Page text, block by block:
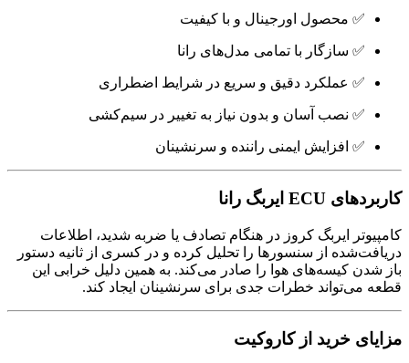
✅ محصول اورجینال و با کیفیت
✅ سازگار با تمامی مدل‌های رانا
✅ عملکرد دقیق و سریع در شرایط اضطراری
✅ نصب آسان و بدون نیاز به تغییر در سیم‌کشی
✅ افزایش ایمنی راننده و سرنشینان
کاربردهای ECU ایربگ رانا
کامپیوتر ایربگ کروز در هنگام تصادف یا ضربه شدید، اطلاعات
دریافت‌شده از سنسورها را تحلیل کرده و در کسری از ثانیه دستور
باز شدن کیسه‌های هوا را صادر می‌کند. به همین دلیل خرابی این
قطعه می‌تواند خطرات جدی برای سرنشینان ایجاد کند.
مزایای خرید از کاروکیت